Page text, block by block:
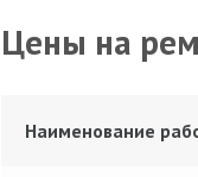
Цены на
Наименование